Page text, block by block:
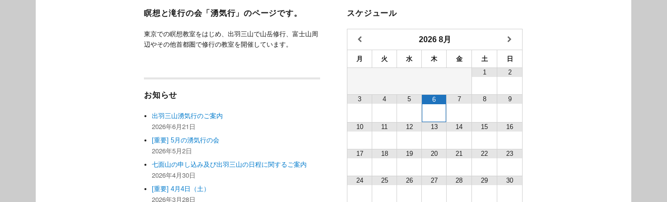
シ
ョ
瞑想と滝行の会「湧気行」のページです。
東京での瞑想教室をはじめ、出羽三山で山岳修行、富士山周
辺やその他首都圏で修行の教室を開催しています。
お知らせ
出羽三山湧気行のご案内
2026年6月21日
[重要] 5月の湧気行の会
2026年5月2日
七面山の申し込み及び出羽三山の日程に関するご案内
2026年4月30日
[重要] 4月4日（土）
2026年3月28日
スケジュール
2026 8月
月 火 水 木 金 土
日
1
2
3 4 5 6 7 8 9
10 11 12 13 14 15 16
17 18 19 20 21 22 23
24 25 26 27 28 29 30